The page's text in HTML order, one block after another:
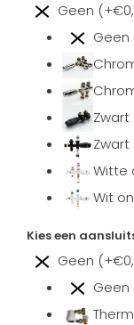
Geen
Witte
Wit
Kies een
Geen